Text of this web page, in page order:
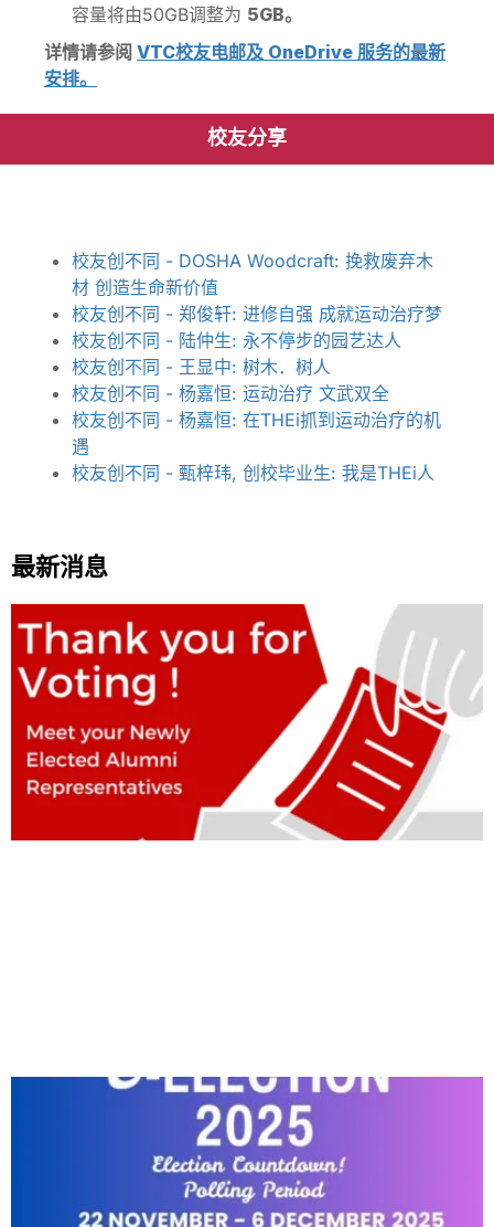
容量将由50GB调整为 5GB。
详情请参阅 VTC校友电邮及 OneDrive 服务的最新
安排。
校友分享
校友创不同 - DOSHA Woodcraft: 挽救废弃木
材 创造生命新价值
校友创不同 - 郑俊轩: 进修自强 成就运动治疗梦
校友创不同 - 陆仲生: 永不停步的园艺达人
校友创不同 - 王显中: 树木．树人
校友创不同 - 杨嘉恒: 运动治疗 文武双全
校友创不同 - 杨嘉恒: 在THEi抓到运动治疗的机
遇
校友创不同 - 甄梓玮, 创校毕业生: 我是THEi人
最新消息